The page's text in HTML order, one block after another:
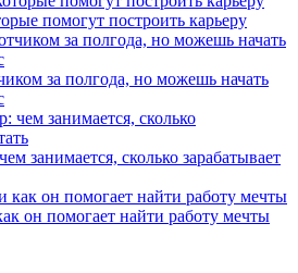
помогут построить карьеру
за полгода, но можешь начать
занимается, сколько зарабатывает
он помогает найти работу мечты